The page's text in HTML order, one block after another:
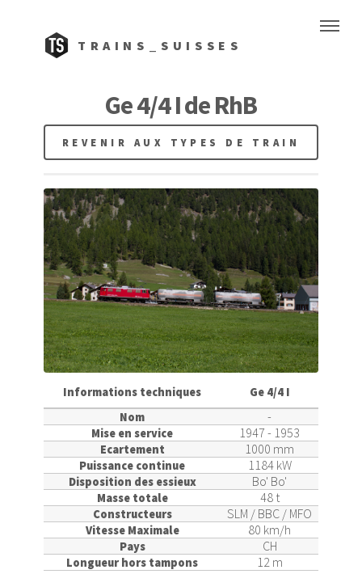
TRAINS_SUISSES
Ge 4/4 I de RhB
REVENIR AUX TYPES DE TRAIN
Informations techniques
Ge 4/4 I
Nom
-
Mise en service 1947 - 1953
Ecartement 1000 mm
Puissance continue 1184 kW
Disposition des essieux Bo' Bo'
Masse totale 48 t
Constructeurs SLM / BBC / MFO
Vitesse Maximale 80 km/h
Pays CH
Longueur hors tampons 12 m